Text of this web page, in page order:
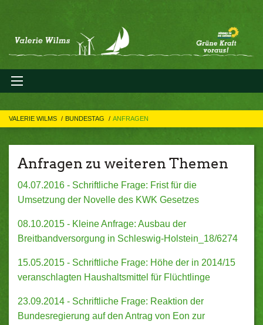
VALERIE WILMS BUNDESTAG ANFRAGEN
Anfragen zu weiteren Themen
04.07.2016 - Schriftliche Frage: Frist für die
Umsetzung der Novelle des KWK Gesetzes
08.10.2015 - Kleine Anfrage: Ausbau der
Breitbandversorgung in Schleswig-Holstein_18/6274
15.05.2015 - Schriftliche Frage: Höhe der in 2014/15
veranschlagten Haushaltsmittel für Flüchtlinge
23.09.2014 - Schriftliche Frage: Reaktion der
Bundesregierung auf den Antrag von Eon zur